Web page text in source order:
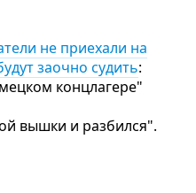
не приехали на
заочно судить:
концлагере"
вышки и разбился".